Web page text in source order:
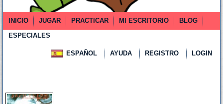
INICIO JUGAR PRACTICAR MI ESCRITORIO
BLOG
ESPECIALES
ESPAÑOL AYUDA REGISTRO LOGIN